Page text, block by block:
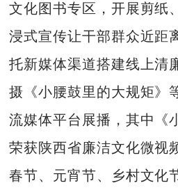
文化图书专区，开展剪纸
浸式宣传让干部群众近距
托新媒体渠道搭建线上清
摄《小腰鼓里的大规矩》
流媒体平台展播，其中《
荣获陕西省廉洁文化微视
春节、元宵节、乡村文化